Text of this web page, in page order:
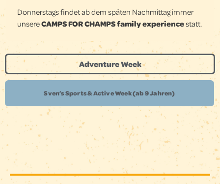
Donnerstags findet ab dem späten Nachmittag immer
unsereCAMPS FOR CHAMPS family experiencestatt.
Adventure Week
Sven’s Sports & Active Week (ab 9 Jahren)